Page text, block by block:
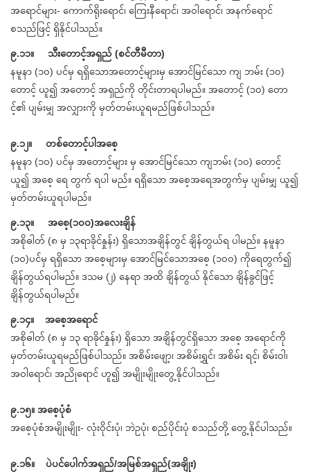
အရောင်များ- ကောက်ရိုးရောင်၊ ကြေးနီရောင်၊ အဝါရောင်၊ အနက်ရောင်
စသည်ဖြင့် ရှိနိုင်ပါသည်။
၉.၁၁။ သီးတောင့်အရှည် (စင်တီမီတာ)
နမူနာ (၁၀) ပင်မှ ရရှိသောအတောင့်များမှ အောင်မြင်သော ကျ ဘမ်း (၁၀)
တောင့် ယူ၍ အတောင့် အရှည်ကို တိုင်းတာရပါမည်။ အတောင့် (၁၀) တော
င့်၏ ပျမ်းမျှ အလျှားကို မှတ်တမ်းယူရမည်ဖြစ်ပါသည်။
၉.၁၂။ တစ်တောင့်ပါအစေ့
နမူနာ (၁၀) ပင်မှ အတောင့်များ မှ အောင်မြင်သော ကျဘမ်း (၁၀) တောင့်
ယူ၍ အစေ့ ရေ တွက် ရပါ မည်။ ရရှိသော အစေ့အရေအတွက်မှ ပျမ်းမျှ ယူ၍
မှတ်တမ်းယူရပါမည်။
၉.၁၃။ အစေ့(၁၀၀)အလေးချိန်
အစိုဓါတ် (၈ မှ ၁၃ရာခိုင်နှုန်း) ရှိသောအချိန်တွင် ချိန်တွယ်ရ ပါမည်။ နမူနာ
(၁၀)ပင်မှ ရရှိသော အစေ့များမှ အောင်မြင်သောအစေ့ (၁၀၀) ကိုရေတွက်၍
ချိန်တွယ်ရပါမည်။ ဒသမ (၂) နေရာ အထိ ချိန်တွယ် နိုင်သော ချိန်ခွင်ဖြင့်
ချိန်တွယ်ရပါမည်။
၉.၁၄။ အစေ့အရောင်
အစိုဓါတ် (၈ မှ ၁၃ ရာခိုင်နှုန်း) ရှိသော အချိန်တွင်ရှိသော အစေ့ အရောင်ကို
မှတ်တမ်းယူရမည်ဖြစ်ပါသည်။ အစိမ်းဖျော့၊ အစိမ်းရွှင်၊ အစိမ်း ရင့်၊ စိမ်းဝါ၊
အဝါရောင်၊ အညိုရောင် ဟူ၍ အမျိုးမျိုးတွေ့နိုင်ပါသည်။
၉.၁၅။ အစေ့ပုံစံ
အစေ့ပုံစံအမျိုးမျိုး- လုံးဝိုင်းပုံ၊ ဘဲဥပုံ၊ စည်ပိုင်းပုံ စသည်တို့ တွေ့နိုင်ပါသည်။
၉.၁၆။ ပဲပင်ပေါက်အရှည်/အမြစ်အရှည်(အချိုး)